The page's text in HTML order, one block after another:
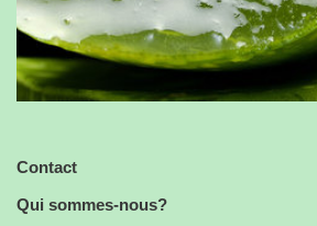
Contact
Qui sommes-nous?